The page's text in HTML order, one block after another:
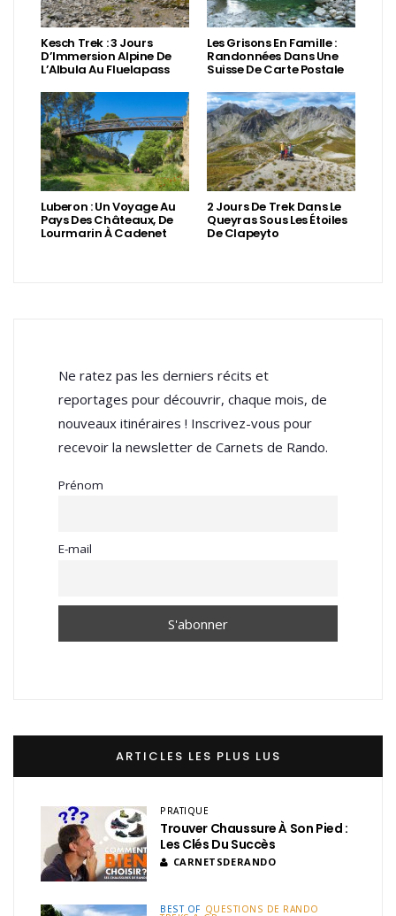
Kesch Trek : 3 Jours
D’Immersion Alpine De
L’Albula Au Fluelapass
Les Grisons En Famille :
Randonnées Dans Une
Suisse De Carte Postale
Luberon : Un Voyage Au
Pays Des Châteaux, De
Lourmarin À Cadenet
2 Jours De Trek Dans Le
Queyras Sous Les Étoiles
De Clapeyto
Ne ratez pas les derniers récits et
reportages pour découvrir, chaque mois, de
nouveaux itinéraires ! Inscrivez-vous pour
recevoir la newsletter de Carnets de Rando.
Prénom
E-mail
ARTICLES LES PLUS LUS
PRATIQUE
Trouver Chaussure À Son Pied :
Les Clés Du Succès
CARNETSDERANDO
BEST OF QUESTIONS DE RANDO